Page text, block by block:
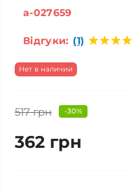
a-027659
Відгуки: (1)
Нет в наличии
517 грн -30%
362 грн